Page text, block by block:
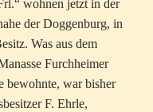
wohnen jetzt in der
der Doggenburg, in
Was aus dem
Furchheimer
bewohnte, war bisher
F. Ehrle,